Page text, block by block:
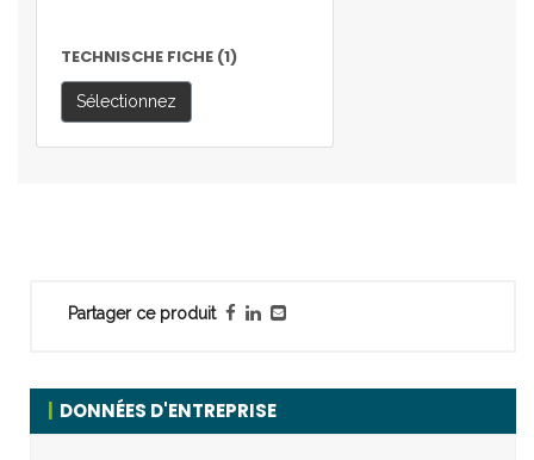
Partager ce produit
DONNÉES D'ENTREPRISE
TECHNISCHE FICHE (1)
Sélectionnez